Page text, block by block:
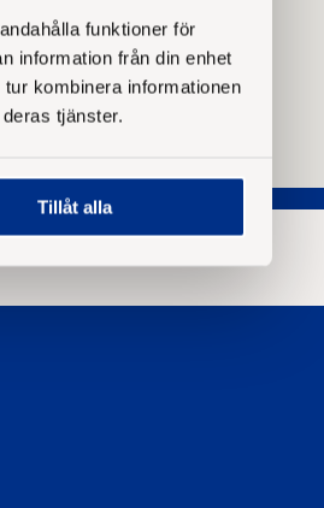
funktioner för
information från din enhet
kombinera informationen
tjänster.
Tillåt alla